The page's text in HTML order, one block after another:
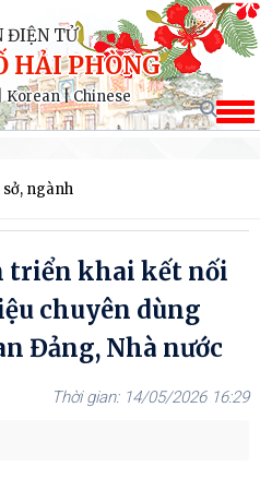
ĐIỆN TỬ
HẢI PHÒNG
Korean|Chinese
ngành
triển khai kết nối
chuyên dùng
Đảng, Nhà nước
14/05/2026 16:29